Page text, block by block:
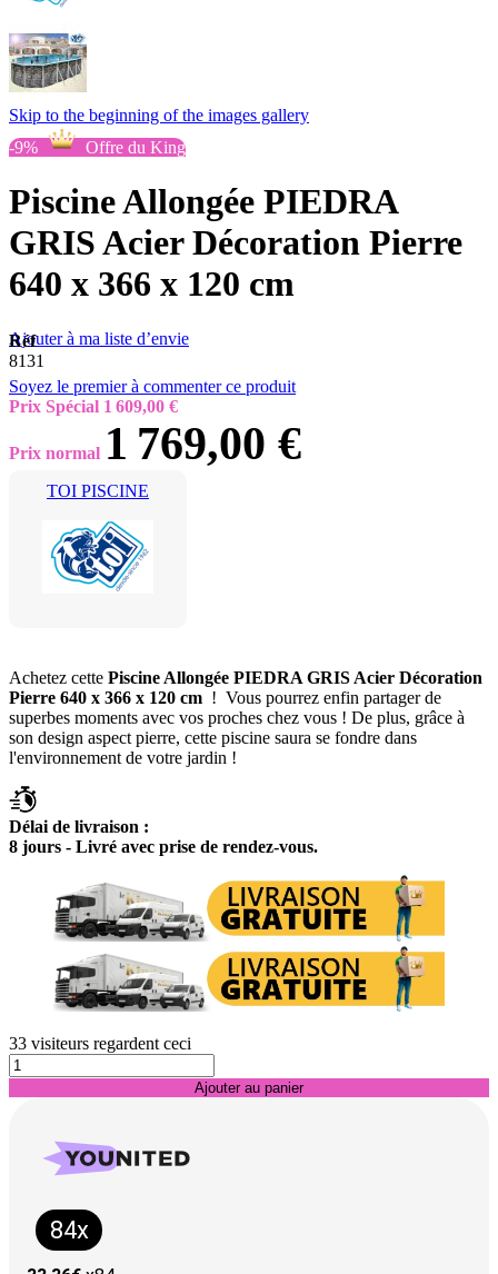
Skip to the beginning of the images gallery
-9%
Offre du King
Piscine Allongée PIEDRA
GRIS Acier Décoration Pierre
640 x 366 x 120 cm
Ajouter à ma liste d’envie
Réf
8131
Soyez le premier à commenter ce produit
Prix Spécial 1 609,00 €
Prix normal 1 769,00 €
TOI PISCINE
Achetez cette Piscine Allongée PIEDRA GRIS Acier Décoration
Pierre 640 x 366 x 120 cm ! Vous pourrez enfin partager de
superbes moments avec vos proches chez vous ! De plus, grâce à
son design aspect pierre, cette piscine saura se fondre dans
l'environnement de votre jardin !
Délai de livraison :
8 jours - Livré avec prise de rendez-vous.
33 visiteurs regardent ceci
Ajouter au panier
84x